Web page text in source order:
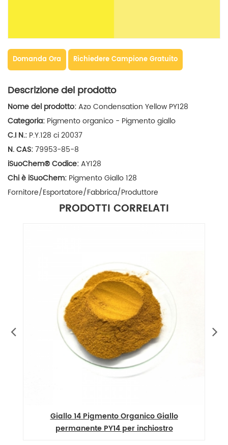
Domanda Ora Richiedere Campione Gratuito
Descrizione del prodotto
Nome del prodotto:Azo Condensation Yellow PY128
Categoria: Pigmento organico - Pigmento giallo
C.I N.: P.Y.128 ci 20037
N. CAS:79953-85-8
iSuoChem®Codice:AY128
Chi è iSuoChem: Pigmento Giallo 128
Fornitore/Esportatore/Fabbrica/Produttore
PRODOTTI CORRELATI
Giallo 14 Pigmento Organico Giallo
permanente PY14 per inchiostro